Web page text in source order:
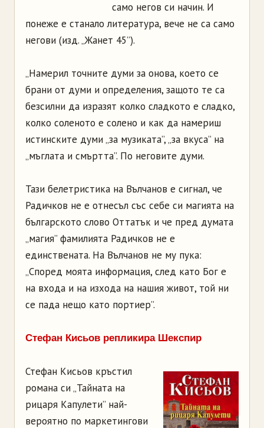
само негов си начин. И
понеже е станало литература, вече не са само
негови (изд. „Жанет 45”).
„Намерил точните думи за онова, което се
брани от думи и определения, защото те са
безсилни да изразят колко сладкото е сладко,
колко соленото е солено и как да намериш
истинските думи „за музиката”, „за вкуса” на
„мъглата и смъртта”. По неговите думи.
Тази белетристика на Вълчанов е сигнал, че
Радичков не е отнесъл със себе си магията на
българското слово Оттатък и че пред думата
„магия” фамилията Радичков не е
единствената. На Вълчанов не му пука:
„Според моята информация, след като Бог е
на входа и на изхода на нашия живот, той ни
се пада нещо като портиер”.
Стефан Кисьов репликира Шекспир
Стефан Кисьов кръстил
романа си „Тайната на
рицаря Капулети” най-
вероятно по маркетингови